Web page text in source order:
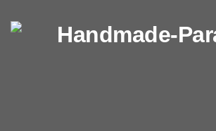
Перейти к содержимому